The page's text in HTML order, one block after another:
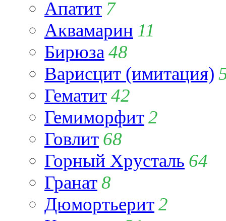
Апатит 7
Аквамарин 11
Бирюза 48
Варисцит (имитация)
Гематит42
Гемиморфит2
Говлит 68
Горный Хрусталь 64
Гранат8
Дюмортьерит2